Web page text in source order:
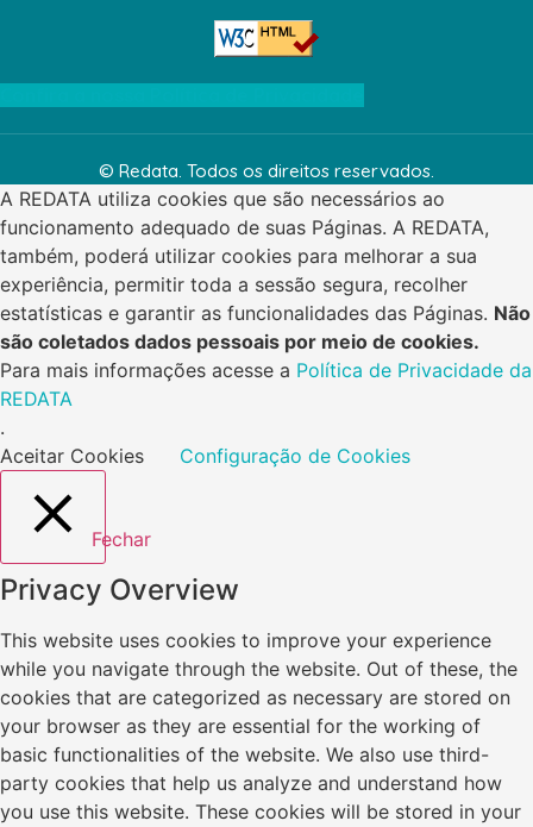
© Redata. Todos os direitos reservados.
A REDATA utiliza cookies que são necessários ao
funcionamento adequado de suas Páginas. A REDATA,
também, poderá utilizar cookies para melhorar a sua
experiência, permitir toda a sessão segura, recolher
estatísticas e garantir as funcionalidades das Páginas. Não
são coletados dados pessoais por meio de cookies.
Para mais informações acesse a Política de Privacidade da
REDATA
.
Aceitar Cookies
Configuração de Cookies
Fechar
Privacy Overview
This website uses cookies to improve your experience
while you navigate through the website. Out of these, the
cookies that are categorized as necessary are stored on
your browser as they are essential for the working of
basic functionalities of the website. We also use third-
party cookies that help us analyze and understand how
you use this website. These cookies will be stored in your